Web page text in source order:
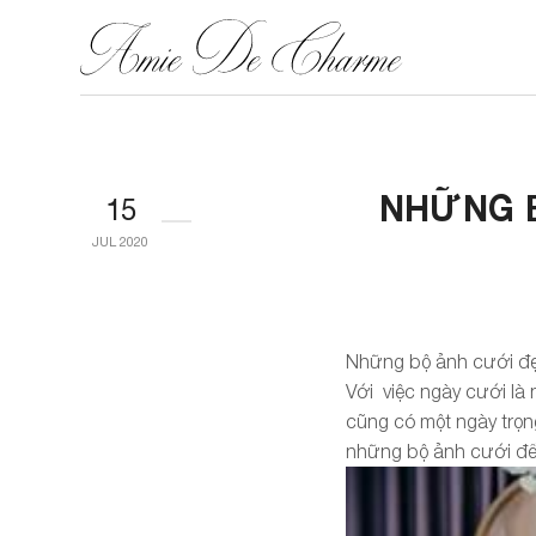
NHỮNG
15
JUL 2020
Những bộ ảnh cưới
Với việc ngày cưới là
cũng có một ngày
những bộ ảnh cưới